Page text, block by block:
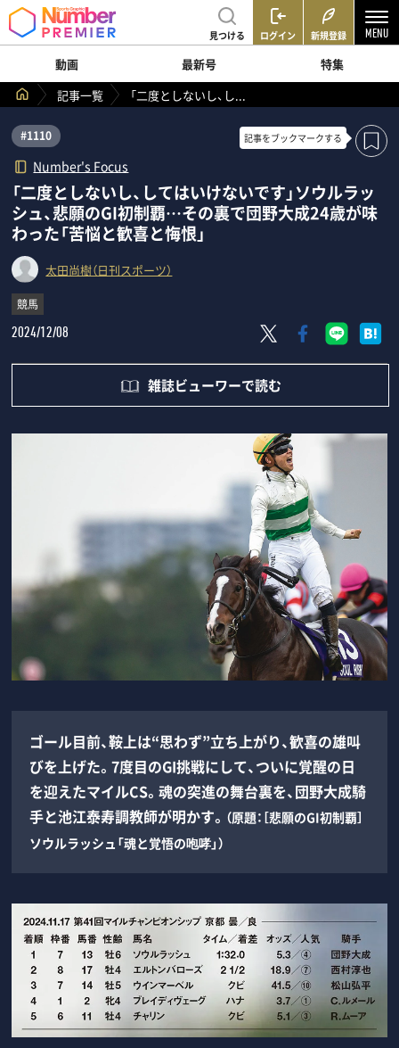
見つける ログイン 新規登録
動画 最新号
特集
記事一覧
「二度としないし、し...
#1110
Number's Focus
記事をブックマークする
「二度としないし、してはいけないです」ソウルラッ
シュ、悲願のGI初制覇…その裏で団野大成24歳が味
わった「苦悩と歓喜と悔恨」
太田尚樹（日刊スポーツ）
競馬
2024/12/08
雑誌ビューワーで読む
ゴール目前、鞍上は“思わず”立ち上がり、歓喜の雄叫
びを上げた。7度目のGI挑戦にして、ついに覚醒の日
を迎えたマイルCS。魂の突進の舞台裏を、団野大成騎
手と池江泰寿調教師が明かす。 （原題：［悲願のGI初制覇］
ソウルラッシュ「魂と覚悟の咆哮」）